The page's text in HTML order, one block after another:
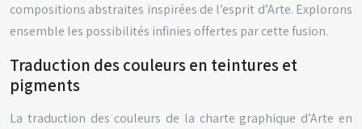
compositions abstraites inspirées de l’esprit d’Arte. Explorons
ensemble les possibilités infinies offertes par cette fusion.
Traduction des couleurs en teintures et
pigments
La traduction des couleurs de la charte graphique d’Arte en